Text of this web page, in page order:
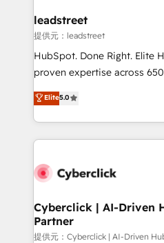
and technology for
growth. Our expertise spans
architecture, AI enablement,
delivered through our
Partner and ISO
we blend strategy,
leadstreet
提供元：leadstreet
HubSpot. Done Right. Elite
proven expertise across
implementations. With 12+ years of HubSpot
experience, we help you
to its fullest capacity,
website, or build your new
Elite5.0
Cyberclick | AI-Driven
Partner
提供元：Cyberclick | AI-Driven